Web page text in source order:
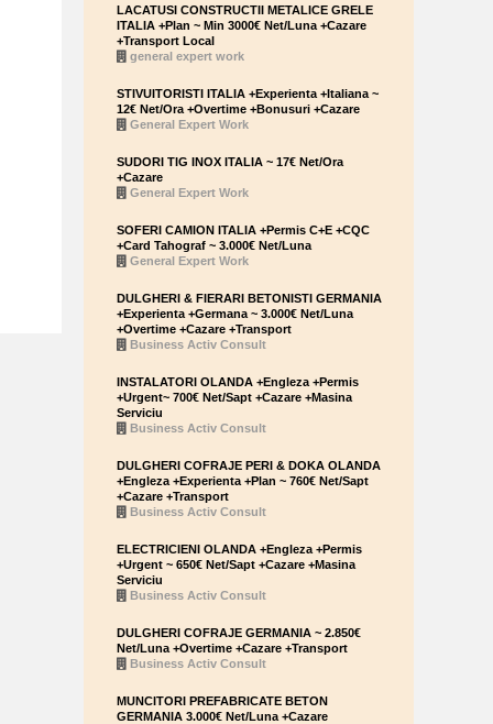
LACATUSI CONSTRUCTII METALICE GRELE
ITALIA +Plan ~ Min 3000€ Net/Luna +Cazare
+Transport Local
general expert work
STIVUITORISTI ITALIA +Experienta +Italiana ~
12€ Net/Ora +Overtime +Bonusuri +Cazare
General Expert Work
SUDORI TIG INOX ITALIA ~ 17€ Net/Ora
+Cazare
General Expert Work
SOFERI CAMION ITALIA +Permis C+E +CQC
+Card Tahograf ~ 3.000€ Net/Luna
General Expert Work
DULGHERI & FIERARI BETONISTI GERMANIA
+Experienta +Germana ~ 3.000€ Net/Luna
+Overtime +Cazare +Transport
Business Activ Consult
INSTALATORI OLANDA +Engleza +Permis
+Urgent~ 700€ Net/Sapt +Cazare +Masina
Serviciu
Business Activ Consult
DULGHERI COFRAJE PERI & DOKA OLANDA
+Engleza +Experienta +Plan ~ 760€ Net/Sapt
+Cazare +Transport
Business Activ Consult
ELECTRICIENI OLANDA +Engleza +Permis
+Urgent ~ 650€ Net/Sapt +Cazare +Masina
Serviciu
Business Activ Consult
DULGHERI COFRAJE GERMANIA ~ 2.850€
Net/Luna +Overtime +Cazare +Transport
Business Activ Consult
MUNCITORI PREFABRICATE BETON
GERMANIA 3.000€ Net/Luna +Cazare